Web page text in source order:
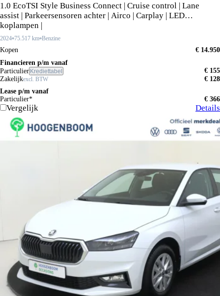
1.0 EcoTSI Style Business Connect | Cruise control | Lane
assist | Parkeersensoren achter | Airco | Carplay | LED
koplampen |
2024 75.517 km Benzine
Kopen
€ 14.950
Financieren p/m vanaf
Particulier Krediettabel
€ 155
Zakelijkexcl. BTW
€ 128
Lease p/m vanaf
Particulier*
€ 366
Vergelijk Details